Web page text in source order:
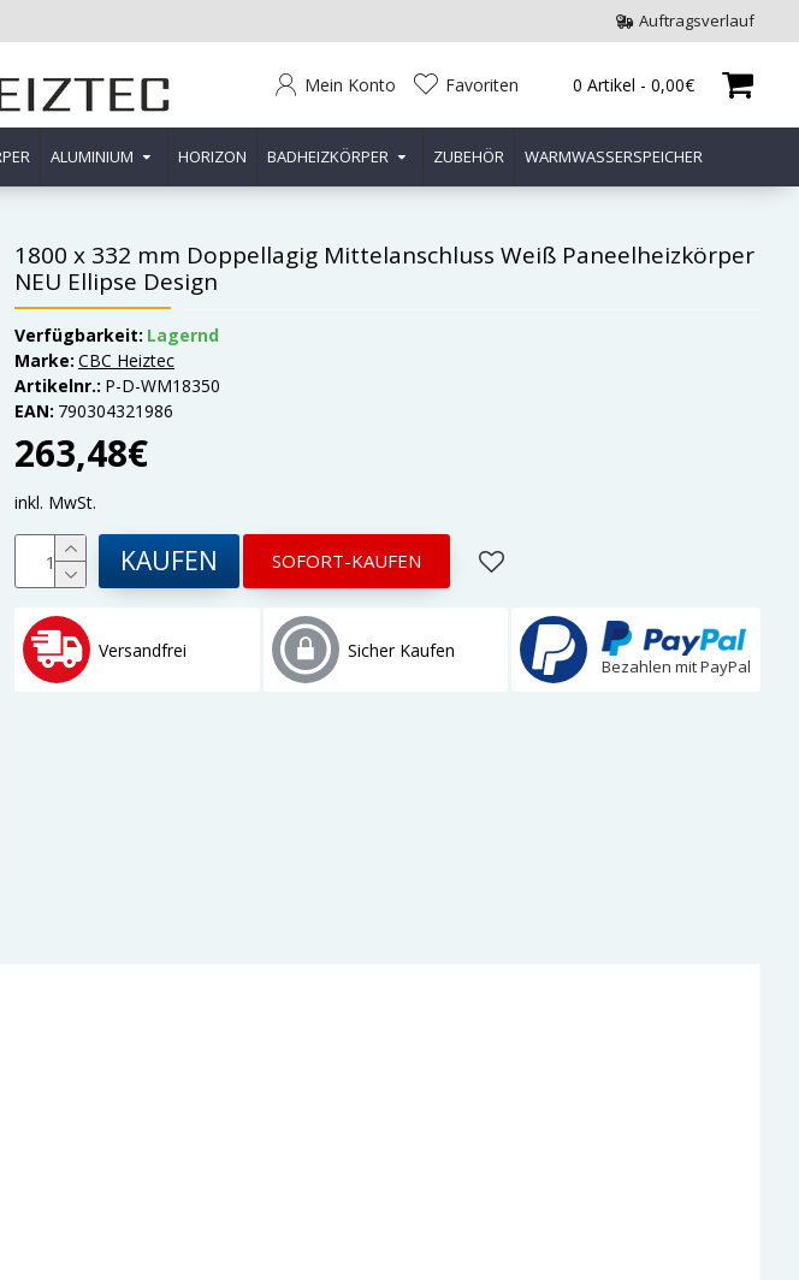
Auftragsverlauf
Mein Konto Favoriten 0 Artikel - 0,00€
ALUMINIUM HORIZON BADHEIZKÖRPER ZUBEHÖR WARMWASSERSPEICHER
1800 x 332 mm Doppellagig Mittelanschluss Weiß Paneelheizkörper
NEU Ellipse Design
263,48€
Verfügbarkeit: Lagernd
Marke: CBC Heiztec
Artikelnr.: P-D-WM18350
EAN: 790304321986
inkl. MwSt.
KAUFEN SOFORT-KAUFEN
Versandfrei Sicher Kaufen
Bezahlen mit PayPal